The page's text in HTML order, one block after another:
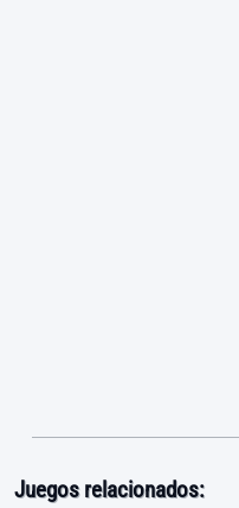
Juegos relacionados: